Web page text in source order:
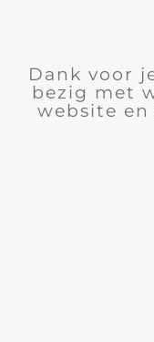
Dank voor
bezig met
website